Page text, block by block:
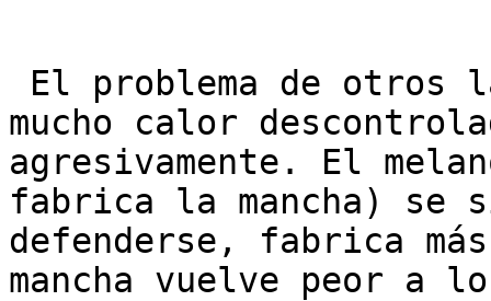
mucho calor
agresivamente. El
fabrica la mancha) se
defenderse, fabrica
mancha vuelve peor a